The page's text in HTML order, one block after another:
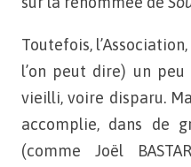
Toutefois,
l’on peut dire) un
vieilli, voire disparu.
accomplie, dans de
(comme Joël